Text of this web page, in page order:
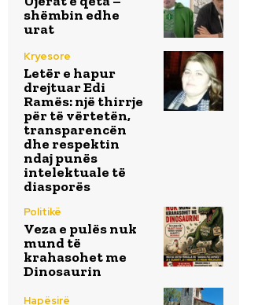
shëmbin edhe
urat
Kryesore
Letër e hapur
drejtuar Edi
Ramës: një thirrje
për të vërtetën,
transparencën
dhe respektin
ndaj punës
intelektuale të
diasporës
Politikë
Veza e pulës nuk
mund të
krahasohet me
Dinosaurin
Hapësirë